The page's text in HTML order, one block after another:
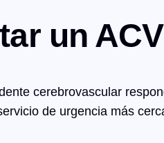
un
cerebrovascular
de urgencia más